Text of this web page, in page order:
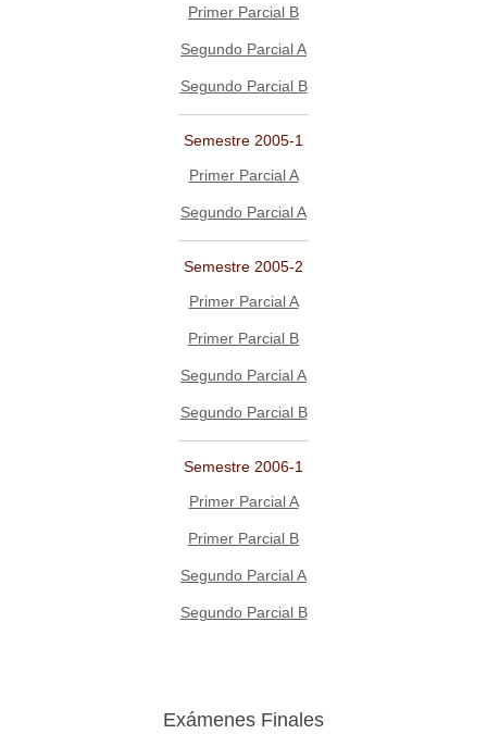
Primer Parcial B
Segundo Parcial A
Segundo Parcial B
Semestre 2005-1
Primer Parcial A
Segundo Parcial A
Semestre 2005-2
Primer Parcial A
Primer Parcial B
Segundo Parcial A
Segundo Parcial B
Semestre 2006-1
Primer Parcial A
Primer Parcial B
Segundo Parcial A
Segundo Parcial B
Exámenes Finales